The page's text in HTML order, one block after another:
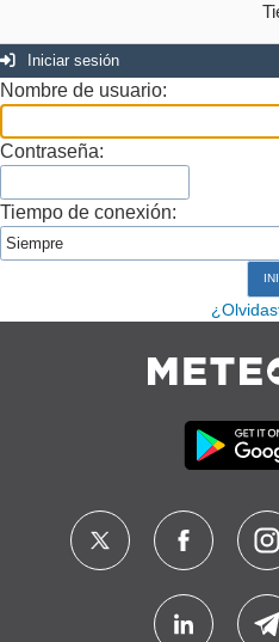
Iniciar sesión
Nombre de usuario:
Contraseña:
Tiempo de conexión: